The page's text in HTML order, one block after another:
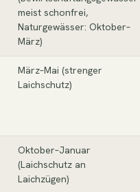
meist schonfrei,
Naturgewässer: Oktober–
März)
März–Mai (strenger
Laichschutz)
Oktober–Januar
(Laichschutz an
Laichzügen)